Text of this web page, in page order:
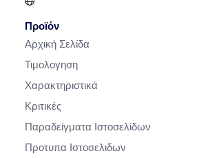
Προϊόν
Αρχική Σελίδα
Τιμολογηση
Χαρακτηριστικά
Κριτικές
Παραδείγματα Ιστοσελίδων
Προτυπα Ιστοσελιδων